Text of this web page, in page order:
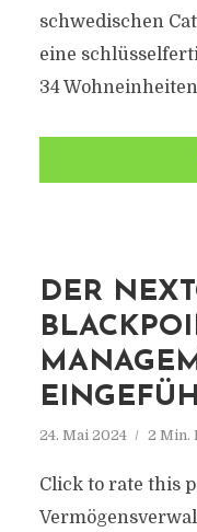
schwedischen
eine
34
DER
24. Mai 2024 2 Min.
Click to rate this